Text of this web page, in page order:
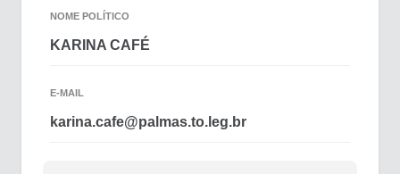
NOME POLÍTICO
KARINA CAFÉ
E-MAIL
karina.cafe@palmas.to.leg.br